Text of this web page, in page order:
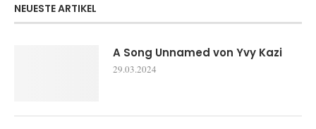
NEUESTE ARTIKEL
A Song Unnamed von Yvy Kazi
29.03.2024